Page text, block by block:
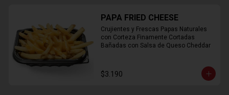
PAPA FRIED CHEESE
Crujientes y Frescas Papas Naturales
con Corteza Finamente Cortadas
Bañadas con Salsa de Queso Cheddar
$3.190